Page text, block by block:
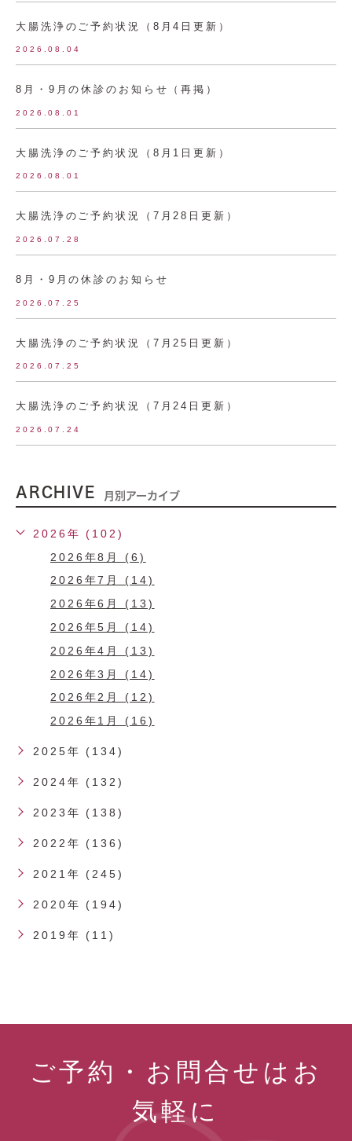
大腸洗浄のご予約状況（8月4日更新）
2026.08.04
8月・9月の休診のお知らせ（再掲）
2026.08.01
大腸洗浄のご予約状況（8月1日更新）
2026.08.01
大腸洗浄のご予約状況（7月28日更新）
2026.07.28
8月・9月の休診のお知らせ
2026.07.25
大腸洗浄のご予約状況（7月25日更新）
2026.07.25
大腸洗浄のご予約状況（7月24日更新）
2026.07.24
ARCHIVE 月別アーカイブ
2026年 (102)
2026年8月 (6)
2026年7月 (14)
2026年6月 (13)
2026年5月 (14)
2026年4月 (13)
2026年3月 (14)
2026年2月 (12)
2026年1月 (16)
2025年 (134)
2024年 (132)
2023年 (138)
2022年 (136)
2021年 (245)
2020年 (194)
2019年 (11)
ご予約・お問合せはお
気軽に